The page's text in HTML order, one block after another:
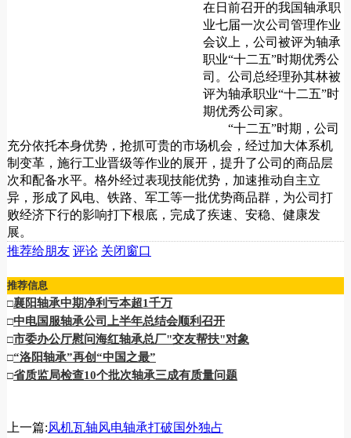
在日前召开的我国轴承职
业七届一次公司管理作业
会议上，公司被评为轴承
职业“十二五”时期优秀公
司。公司总经理孙其林被
评为轴承职业“十二五”时
期优秀公司家。
“十二五”时期，公司
充分依托本身优势，抢抓可贵的市场机会，经过加大体系机
制变革，施行工业晋级等作业的展开，提升了公司的商品层
次和配备水平。格外经过表现技能优势，加速推动自主立
异，形成了风电、铁路、军工等一批优势商品群，为公司打
败经济下行的影响打下根底，完成了疾速、安稳、健康发
展。
推荐给朋友 评论 关闭窗口
推荐信息
□襄阳轴承中期净利亏本超1千万
□中电国服轴承公司上半年总结会顺利召开
□市委办公厅慰问海红轴承总厂"交友帮扶"对象
□“洛阳轴承”再创“中国之最”
□省质监局检查10个批次轴承三成有质量问题
上一篇:风机瓦轴风电轴承打破国外独占